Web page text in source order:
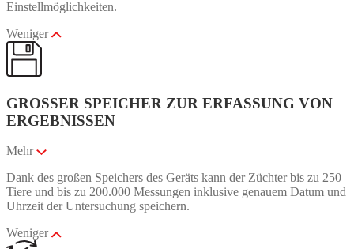
Einstellmöglichkeiten.
Weniger
GROSSER SPEICHER ZUR ERFASSUNG VON
ERGEBNISSEN
Mehr
Dank des großen Speichers des Geräts kann der Züchter bis zu 250
Tiere und bis zu 200.000 Messungen inklusive genauem Datum und
Uhrzeit der Untersuchung speichern.
Weniger